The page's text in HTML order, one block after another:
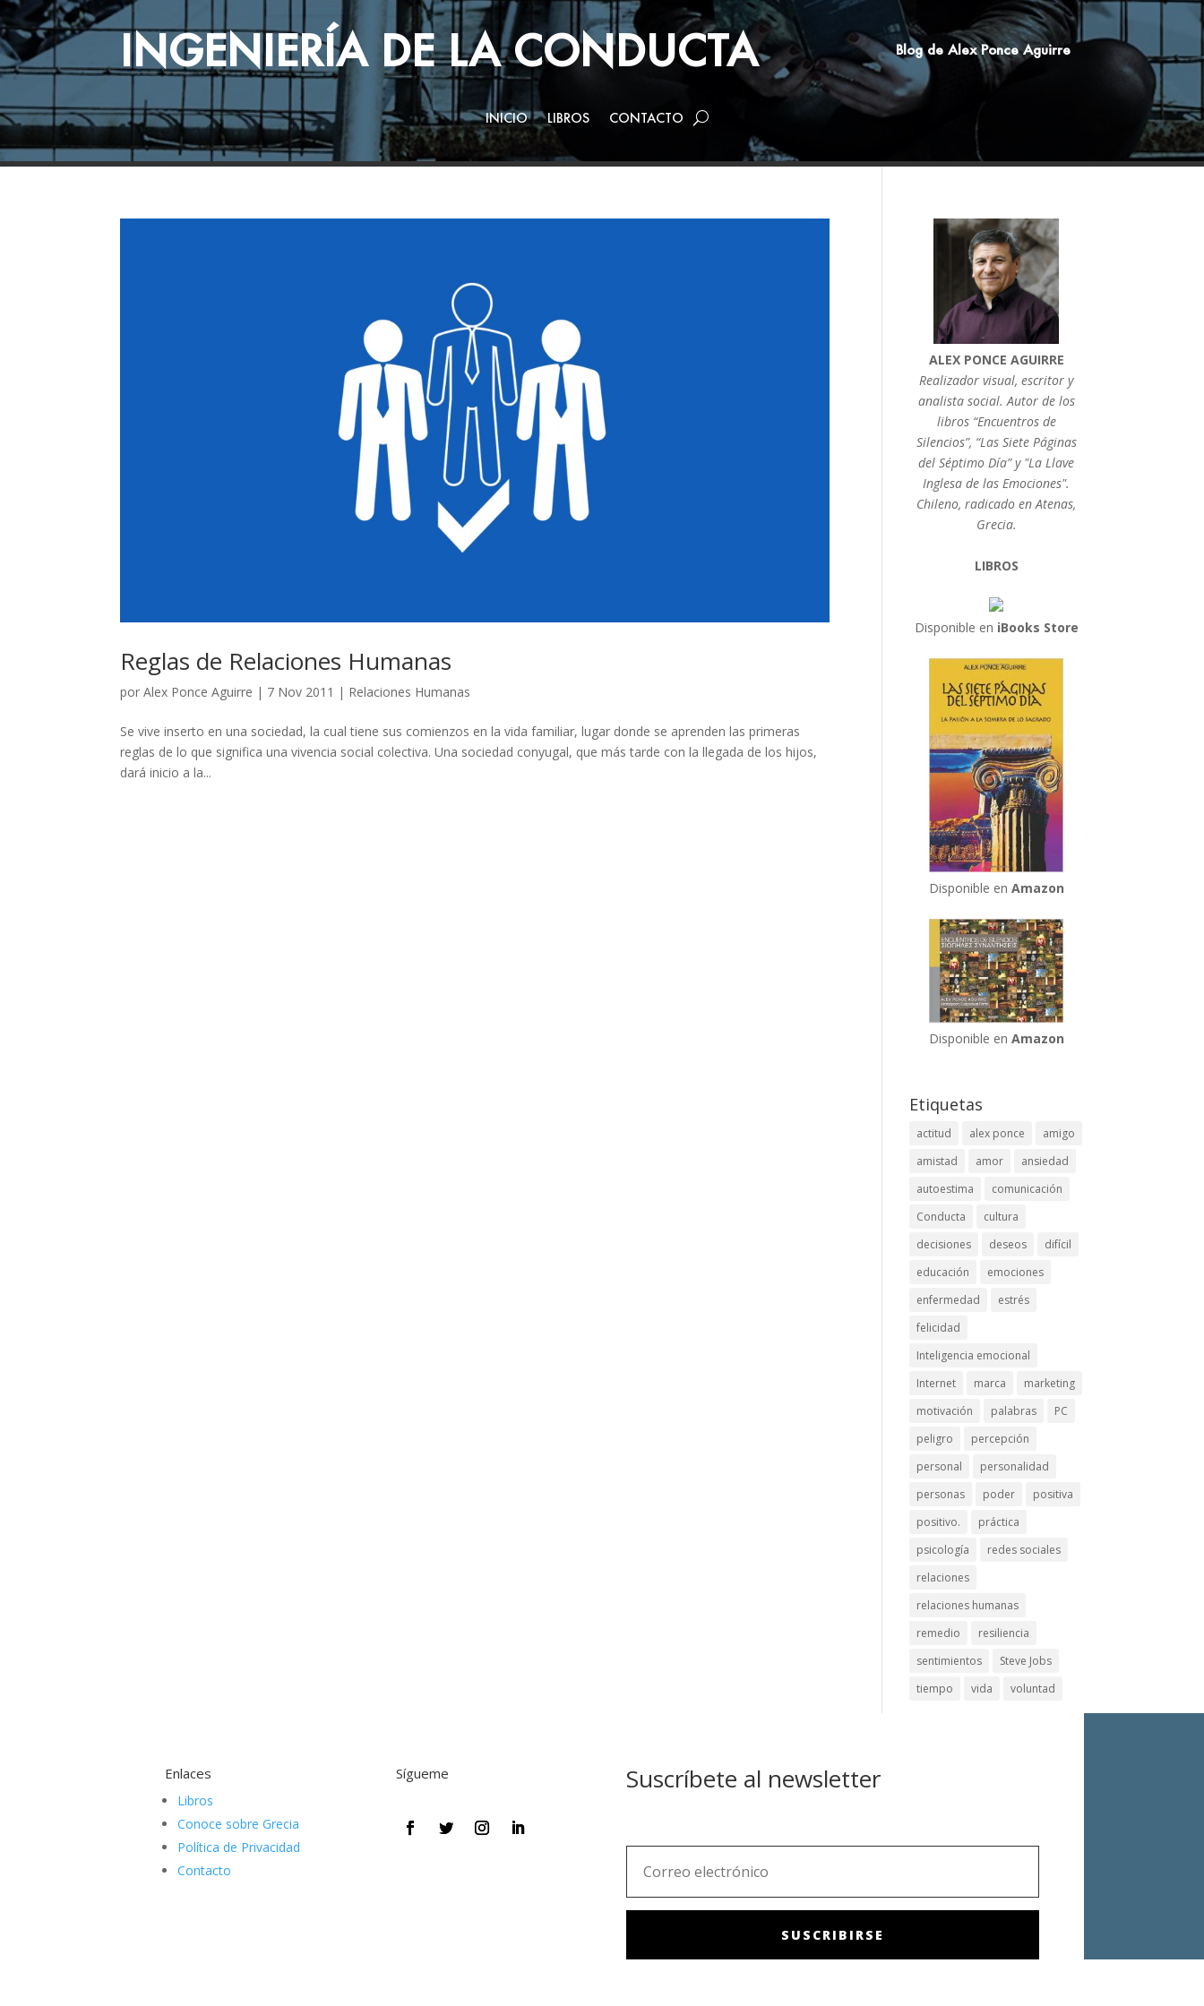
INGENIERÍA DE LA CONDUCTA Blog de Alex Ponce Aguirre
INICIO LIBROS CONTACTO
Reglas de Relaciones Humanas
porAlex Ponce Aguirre | 7 Nov 2011 | Relaciones Humanas
Se vive inserto en una sociedad, la cual tiene sus comienzos en la vida familiar, lugar donde se aprenden las primeras
reglas de lo que significa una vivencia social colectiva. Una sociedad conyugal, que más tarde con la llegada de los hijos,
dará inicio a la...
ALEX PONCE AGUIRRE
Realizador visual, escritor y
analista social. Autor de los
libros “Encuentros de
Silencios”, “Las Siete Páginas
del Séptimo Día” y "La Llave
Inglesa de las Emociones".
Chileno, radicado en Atenas,
Grecia.
LIBROS
Disponible en iBooks Store
Disponible en Amazon
Disponible en Amazon
Etiquetas
actitud alex ponce
amigo
amistad
amor
ansiedad
autoestima
comunicación
Conducta
cultura
decisiones
deseos
difícil
educación
emociones
enfermedad
estrés
felicidad
Inteligencia emocional
Internet
marca
marketing
motivación
palabras
PC
peligro
percepción
personal
personalidad
personas
poder
positiva
positivo.
práctica
psicología
redes sociales
relaciones
relaciones humanas
remedio
resiliencia
sentimientos
Steve Jobs
tiempo
vida voluntad
Enlaces
Libros
Conoce sobre Grecia
Política de Privacidad
Contacto
Sígueme Suscríbete al newsletter
SUSCRIBIRSE